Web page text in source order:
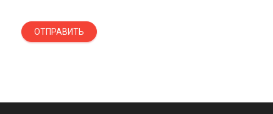
ОТПРАВИТЬ